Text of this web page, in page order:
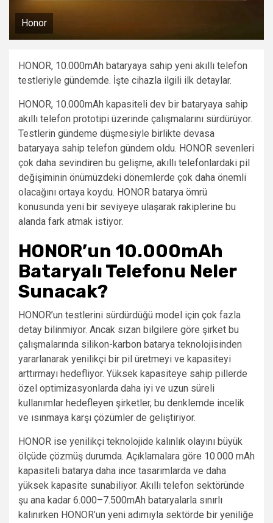
Honor
HONOR, 10.000mAh bataryaya sahip yeni akıllı telefon
testleriyle gündemde. İşte cihazla ilgili ilk detaylar.
HONOR, 10.000mAh kapasiteli dev bir bataryaya sahip
akıllı telefon prototipi üzerinde çalışmalarını sürdürüyor.
Testlerin gündeme düşmesiyle birlikte devasa
bataryaya sahip telefon gündem oldu. HONOR sevenleri
çok daha sevindiren bu gelişme, akıllı telefonlardaki pil
değişiminin önümüzdeki dönemlerde çok daha önemli
olacağını ortaya koydu. HONOR batarya ömrü
konusunda yeni bir seviyeye ulaşarak rakiplerine bu
alanda fark atmak istiyor.
HONOR’un 10.000mAh
Bataryalı Telefonu Neler
Sunacak?
HONOR’un testlerini sürdürdüğü model için çok fazla
detay bilinmiyor. Ancak sızan bilgilere göre şirket bu
çalışmalarında silikon-karbon batarya teknolojisinden
yararlanarak yenilikçi bir pil üretmeyi ve kapasiteyi
arttırmayı hedefliyor. Yüksek kapasiteye sahip pillerde
özel optimizasyonlarda daha iyi ve uzun süreli
kullanımlar hedefleyen şirketler, bu denklemde incelik
ve ısınmaya karşı çözümler de geliştiriyor.
HONOR ise yenilikçi teknolojide kalınlık olayını büyük
ölçüde çözmüş durumda. Açıklamalara göre 10.000 mAh
kapasiteli batarya daha ince tasarımlarda ve daha
yüksek kapasite sunabiliyor. Akıllı telefon sektöründe
şu ana kadar 6.000–7.500mAh bataryalarla sınırlı
kalınırken HONOR’un yeni adımıyla sektörde bir yeniliğe